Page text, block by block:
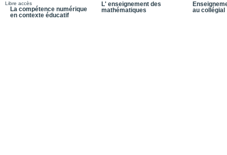
Chapitre 4 – La
Libre accès
La compétence numérique
en contexte éducatif
L' enseignement des
mathématiques
au collégial